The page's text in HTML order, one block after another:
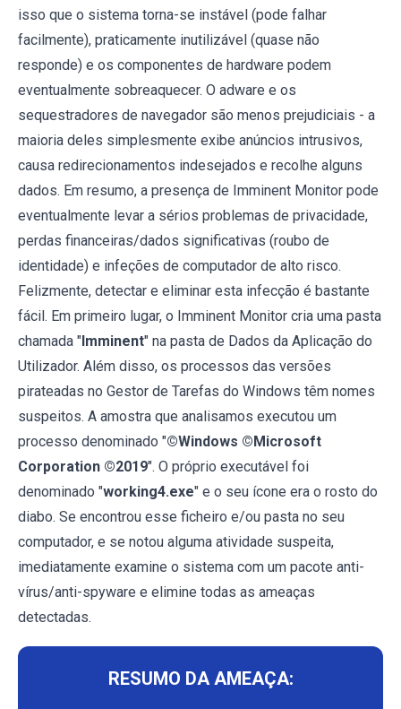
isso que o sistema torna-se instável (pode falhar
facilmente), praticamente inutilizável (quase não
responde) e os componentes de hardware podem
eventualmente sobreaquecer. O adware e os
sequestradores de navegador são menos prejudiciais - a
maioria deles simplesmente exibe anúncios intrusivos,
causa redirecionamentos indesejados e recolhe alguns
dados. Em resumo, a presença de Imminent Monitor pode
eventualmente levar a sérios problemas de privacidade,
perdas financeiras/dados significativas (roubo de
identidade) e infeções de computador de alto risco.
Felizmente, detectar e eliminar esta infecção é bastante
fácil. Em primeiro lugar, o Imminent Monitor cria uma pasta
chamada " Imminent" na pasta de Dados da Aplicação do
Utilizador. Além disso, os processos das versões
pirateadas no Gestor de Tarefas do Windows têm nomes
suspeitos. A amostra que analisamos executou um
processo denominado "©Windows ©Microsoft
Corporation ©2019". O próprio executável foi
denominado "working4.exe" e o seu ícone era o rosto do
diabo. Se encontrou esse ficheiro e/ou pasta no seu
computador, e se notou alguma atividade suspeita,
imediatamente examine o sistema com um pacote anti-
vírus/anti-spyware e elimine todas as ameaças
detectadas.
RESUMO DA AMEAÇA: